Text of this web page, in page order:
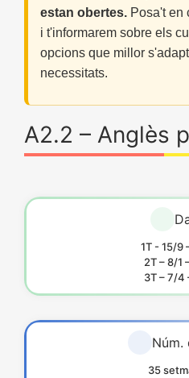
estan obertes. Posa't en
i t'informarem sobre els
opcions que millor
necessitats.
A2.2 – Anglès
1T - 15/9
2T – 8/1
3T – 7/4
Núm.
35